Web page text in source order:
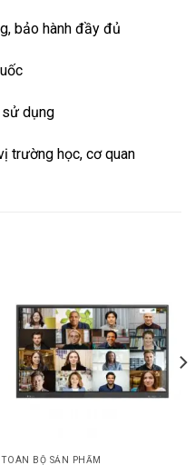
bảo hành đầy đủ
dụng
trường học, cơ quan
TOÀN BỘ SẢN PHẨM